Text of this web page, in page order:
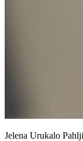
Jelena Urukalo